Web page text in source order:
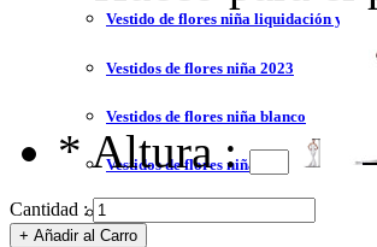
Vestido de flores niña liquidación y venta
Vestidos de flores niña 2023
Vestidos de flores niña blanco
Vestidos de flores niña azul
* Altura :
Cantidad :